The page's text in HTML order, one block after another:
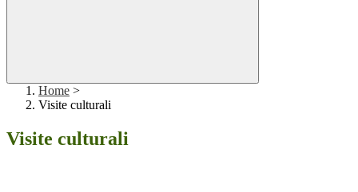
Home >
Visite culturali
Visite culturali